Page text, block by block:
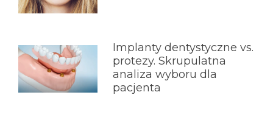
Implanty dentystyczne vs.
protezy. Skrupulatna
analiza wyboru dla
pacjenta